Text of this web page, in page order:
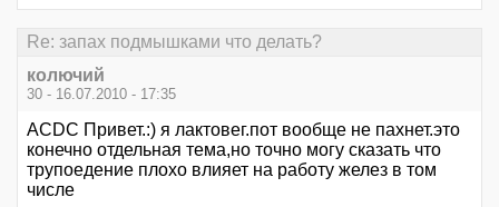
Re: запах подмышками что делать?
колючий
30 - 16.07.2010 - 17:35
АСDC Привет.:) я лактовег.пот вообще не пахнет.это
конечно отдельная тема,но точно могу сказать что
трупоедение плохо влияет на работу желез в том
числе